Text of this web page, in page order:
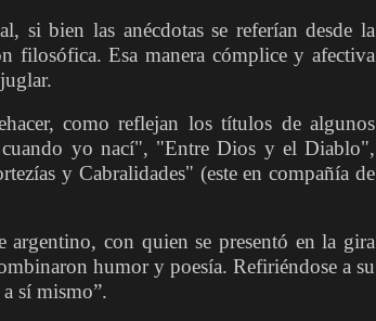
si bien las anécdotas se referían desde la
filosófica. Esa manera cómplice y afectiva
como reflejan los títulos de algunos
yo nací", "Entre Dios y el Diablo",
y Cabralidades" (este en compañía de
argentino, con quien se presentó en la gira
humor y poesía. Refiriéndose a su
sí mismo”.